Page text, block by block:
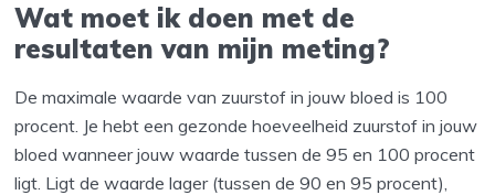
Wat moet ik doen met de
resultaten van mijn meting?
De maximale waarde van zuurstof in jouw bloed is 100
procent. Je hebt een gezonde hoeveelheid zuurstof in jouw
bloed wanneer jouw waarde tussen de 95 en 100 procent
ligt. Ligt de waarde lager (tussen de 90 en 95 procent),